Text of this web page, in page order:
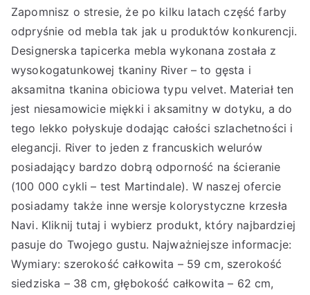
Zapomnisz o stresie, że po kilku latach część farby
odpryśnie od mebla tak jak u produktów konkurencji.
Designerska tapicerka mebla wykonana została z
wysokogatunkowej tkaniny River – to gęsta i
aksamitna tkanina obiciowa typu velvet. Materiał ten
jest niesamowicie miękki i aksamitny w dotyku, a do
tego lekko połyskuje dodając całości szlachetności i
elegancji. River to jeden z francuskich welurów
posiadający bardzo dobrą odporność na ścieranie
(100 000 cykli – test Martindale). W naszej ofercie
posiadamy także inne wersje kolorystyczne krzesła
Navi. Kliknij tutaj i wybierz produkt, który najbardziej
pasuje do Twojego gustu. Najważniejsze informacje:
Wymiary: szerokość całkowita – 59 cm, szerokość
siedziska – 38 cm, głębokość całkowita – 62 cm,